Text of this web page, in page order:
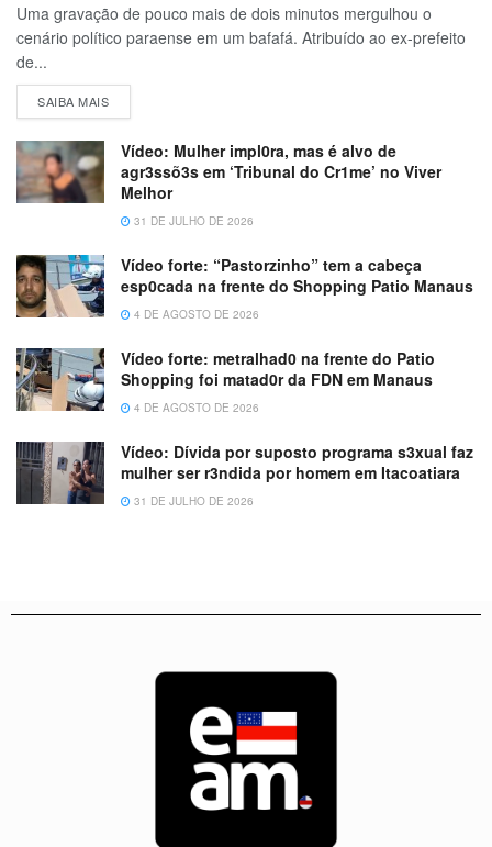
Uma gravação de pouco mais de dois minutos mergulhou o
cenário político paraense em um bafafá. Atribuído ao ex-prefeito
de...
SAIBA MAIS
Vídeo: Mulher impl0ra, mas é alvo de
agr3ssõ3s em ‘Tribunal do Cr1me’ no Viver
Melhor
31 DE JULHO DE 2026
Vídeo forte: “Pastorzinho” tem a cabeça
esp0cada na frente do Shopping Patio Manaus
4 DE AGOSTO DE 2026
Vídeo forte: metralhad0 na frente do Patio
Shopping foi matad0r da FDN em Manaus
4 DE AGOSTO DE 2026
Vídeo: Dívida por suposto programa s3xual faz
mulher ser r3ndida por homem em Itacoatiara
31 DE JULHO DE 2026